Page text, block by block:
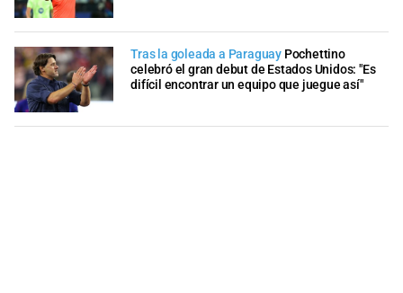
Tras la goleada a Paraguay Pochettino
celebró el gran debut de Estados Unidos: "Es
difícil encontrar un equipo que juegue así"